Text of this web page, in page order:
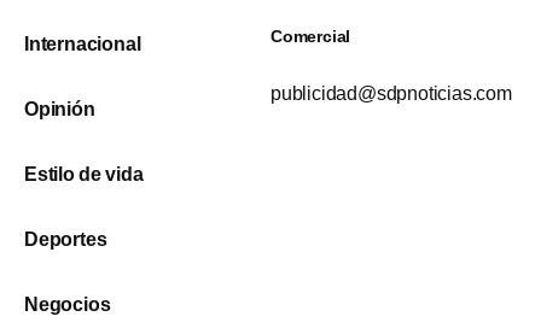
Internacional
Opinión
Estilo de vida
Deportes
Negocios
Comercial
publicidad@sdpnoticias.com